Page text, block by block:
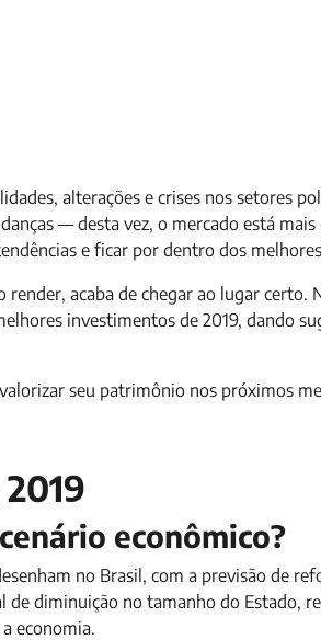
alterações e crises nos setores
— desta vez, o mercado está
e ficar por dentro dos
acaba de chegar ao lugar certo.
investimentos de 2019, dando
seu patrimônio nos próximos
econômico?
no Brasil, com a previsão de
de diminuição no tamanho do Estado,
economia.